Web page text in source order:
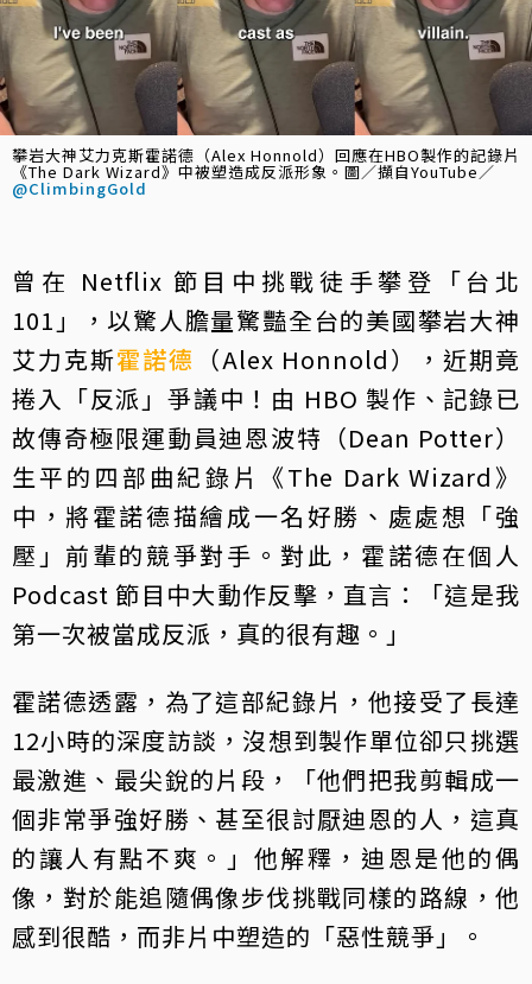
攀岩大神艾力克斯霍諾德（Alex Honnold）回應在HBO製作的記錄片
《The Dark Wizard》中被塑造成反派形象。圖／擷自YouTube／
@ClimbingGold
曾在 Netflix 節目中挑戰徒手攀登「台北
101」，以驚人膽量驚豔全台的美國攀岩大神
艾力克斯霍諾德
（Alex Honnold），近期竟
捲入「反派」爭議中！由 HBO 製作、記錄已
故傳奇極限運動員迪恩波特（Dean Potter）
生平的四部曲紀錄片《The Dark Wizard》
中，將霍諾德描繪成一名好勝、處處想「強
壓」前輩的競爭對手。對此，霍諾德在個人
Podcast 節目中大動作反擊，直言：「這是我
第一次被當成反派，真的很有趣。」
霍諾德透露，為了這部紀錄片，他接受了長達
12小時的深度訪談，沒想到製作單位卻只挑選
最激進、最尖銳的片段，「他們把我剪輯成一
個非常爭強好勝、甚至很討厭迪恩的人，這真
的讓人有點不爽。」他解釋，迪恩是他的偶
像，對於能追隨偶像步伐挑戰同樣的路線，他
感到很酷，而非片中塑造的「惡性競爭」。